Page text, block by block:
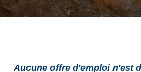
Aucune offre d'emploi n'est